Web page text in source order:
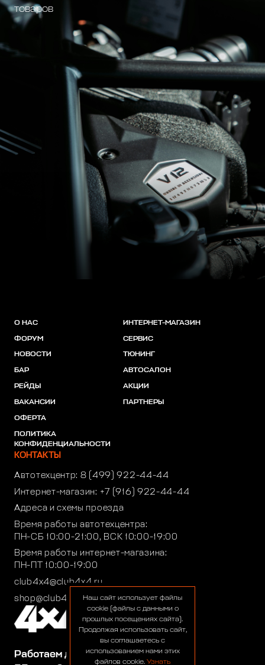
товаров
Работаем для вас:
О НАС
ФОРУМ
НОВОСТИ
БАР
РЕЙДЫ
ВАКАНСИИ
ОФЕРТА
ПОЛИТИКА
КОНФИДЕНЦИАЛЬНОСТИ
ИНТЕРНЕТ-МАГАЗИН
СЕРВИС
ТЮНИНГ
АВТОСАЛОН
АКЦИИ
ПАРТНЕРЫ
КОНТАКТЫ
Автотехцентр: 8 (499) 922-44-44
Интернет-магазин: +7 (916) 922-44-44
Адреса и схемы проезда
Время работы автотехцентра:
ПН-СБ 10:00-21:00, ВСК 10:00-19:00
Время работы интернет-магазина:
ПН-ПТ 10:00-19:00
club4x4@club4x4.ru
shop@club4x4.ruНаш сайт использует файлы
cookie (файлы с данными о
прошлых посещениях сайта).
Продолжая использовать сайт,
вы соглашаетесь с
использованием нами этих
файлов cookie. Узнать